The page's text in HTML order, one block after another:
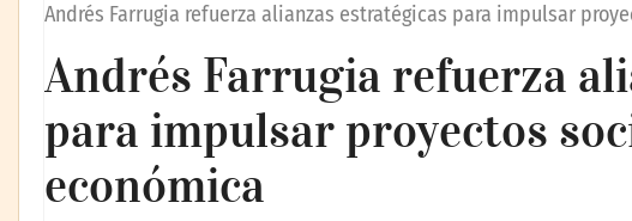
Andrés Farrugia refuerza alianzas estratégicas para impulsar
Andrés Farrugia refuerza
para impulsar proyectos
económica